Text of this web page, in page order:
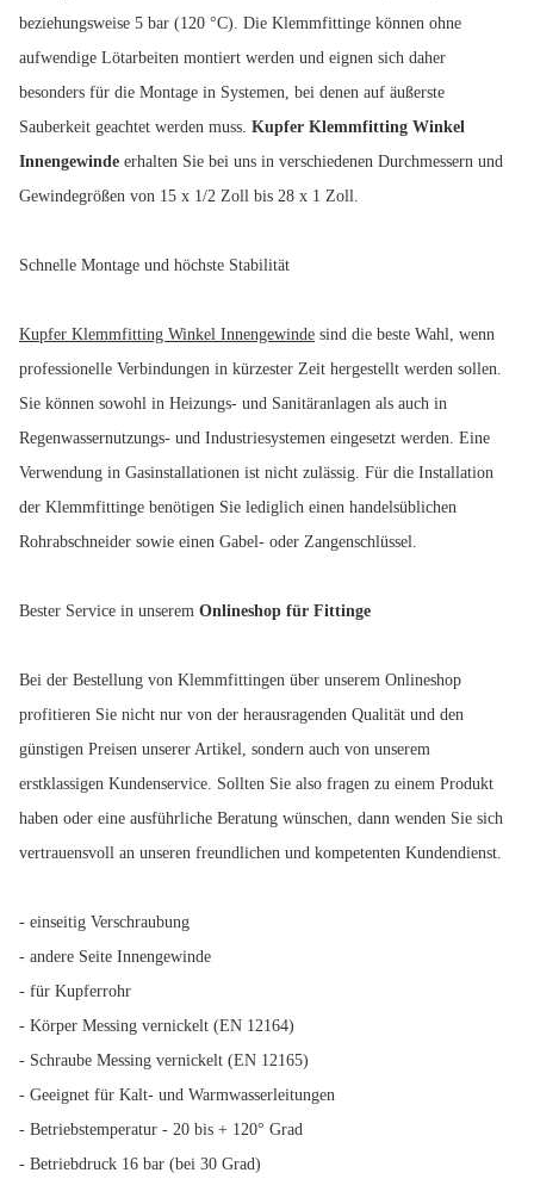
beziehungsweise 5 bar (120 °C). Die Klemmfittinge können ohne
aufwendige Lötarbeiten montiert werden und eignen sich daher
besonders für die Montage in Systemen, bei denen auf äußerste
Sauberkeit geachtet werden muss. Kupfer Klemmfitting Winkel
Innengewinde erhalten Sie bei uns in verschiedenen Durchmessern und
Gewindegrößen von 15 x 1/2 Zoll bis 28 x 1 Zoll.
Schnelle Montage und höchste Stabilität
Kupfer Klemmfitting Winkel Innengewinde sind die beste Wahl, wenn
professionelle Verbindungen in kürzester Zeit hergestellt werden sollen.
Sie können sowohl in Heizungs- und Sanitäranlagen als auch in
Regenwassernutzungs- und Industriesystemen eingesetzt werden. Eine
Verwendung in Gasinstallationen ist nicht zulässig. Für die Installation
der Klemmfittinge benötigen Sie lediglich einen handelsüblichen
Rohrabschneider sowie einen Gabel- oder Zangenschlüssel.
Bester Service in unserem Onlineshop für Fittinge
Bei der Bestellung von Klemmfittingen über unserem Onlineshop
profitieren Sie nicht nur von der herausragenden Qualität und den
günstigen Preisen unserer Artikel, sondern auch von unserem
erstklassigen Kundenservice. Sollten Sie also fragen zu einem Produkt
haben oder eine ausführliche Beratung wünschen, dann wenden Sie sich
vertrauensvoll an unseren freundlichen und kompetenten Kundendienst.
- einseitig Verschraubung
- andere Seite Innengewinde
- für Kupferrohr
- Körper Messing vernickelt (EN 12164)
- Schraube Messing vernickelt (EN 12165)
- Geeignet für Kalt- und Warmwasserleitungen
- Betriebstemperatur - 20 bis + 120° Grad
- Betriebdruck 16 bar (bei 30 Grad)